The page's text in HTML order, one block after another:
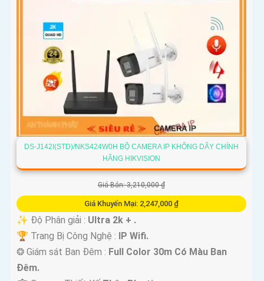
DS-J142I(STD)/NKS424W0H BỘ CAMERA IP KHÔNG DÂY CHÍNH
HÃNG HIKVISION
Giá Bán: 3,210,000 ₫
Giá Khuyến Mại: 2,247,000 ₫
✨ Độ Phân giải : Ultra 2k + .
🏆 Trang Bị Công Nghệ :
IP Wifi.
❂ Giám sát Ban Đêm : Full Color 30m Có Màu Ban
Ðêm.